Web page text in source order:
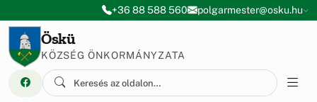
Ugrás a menüre
Ugrás a tartalomra+36 88 588 560 polgarmester@osku.hu
Öskü
KÖZSÉG ÖNKORMÁNYZATA